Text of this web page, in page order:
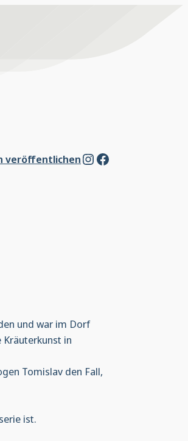
veröffentlichenInstagram
Facebook
und war im Dorf
in
Tomislav den Fall,
ist.